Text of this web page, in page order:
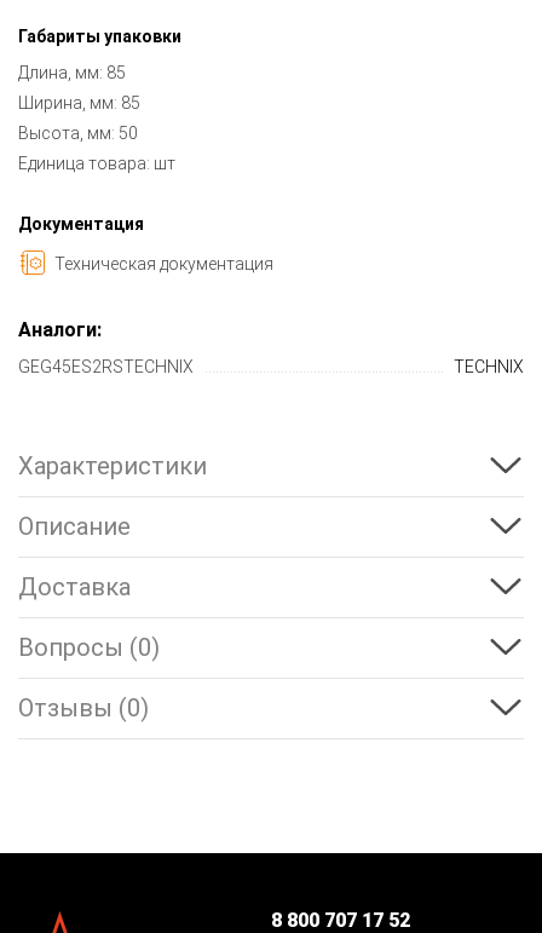
Габариты упаковки
Длина, мм: 85
Ширина, мм: 85
Высота, мм: 50
Единица товара: шт
Документация
Техническая документация
Аналоги:
GEG45ES2RSTECHNIX TECHNIX
Характеристики
Описание
Доставка
Вопросы (0)
Отзывы (0)
8 800 707 17 52